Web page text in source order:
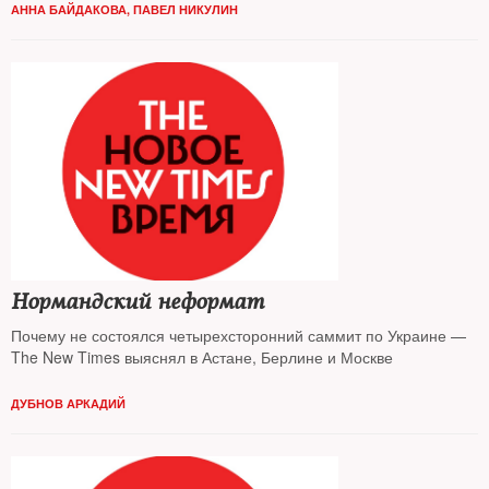
АННА БАЙДАКОВА, ПАВЕЛ НИКУЛИН
Нормандский неформат
Почему не состоялся четырехсторонний саммит по Украине —
The New Times выяснял в Астане, Берлине и Москве
ДУБНОВ АРКАДИЙ